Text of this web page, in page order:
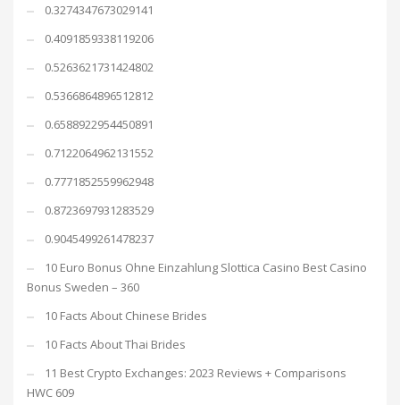
0.3274347673029141
0.4091859338119206
0.5263621731424802
0.5366864896512812
0.6588922954450891
0.7122064962131552
0.7771852559962948
0.8723697931283529
0.9045499261478237
10 Euro Bonus Ohne Einzahlung Slottica Casino Best Casino
Bonus Sweden – 360
10 Facts About Chinese Brides
10 Facts About Thai Brides
11 Best Crypto Exchanges: 2023 Reviews + Comparisons
HWC 609